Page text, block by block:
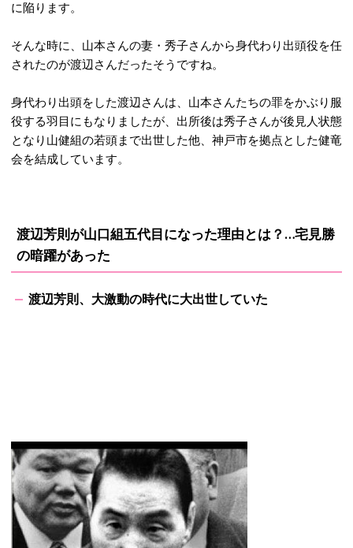
に陥ります。
そんな時に、山本さんの妻・秀子さんから身代わり出頭役を任
されたのが渡辺さんだったそうですね。
身代わり出頭をした渡辺さんは、山本さんたちの罪をかぶり服
役する羽目にもなりましたが、出所後は秀子さんが後見人状態
となり山健組の若頭まで出世した他、神戸市を拠点とした健竜
会を結成しています。
渡辺芳則が山口組五代目になった理由とは？…宅見勝
の暗躍があった
渡辺芳則、大激動の時代に大出世していた